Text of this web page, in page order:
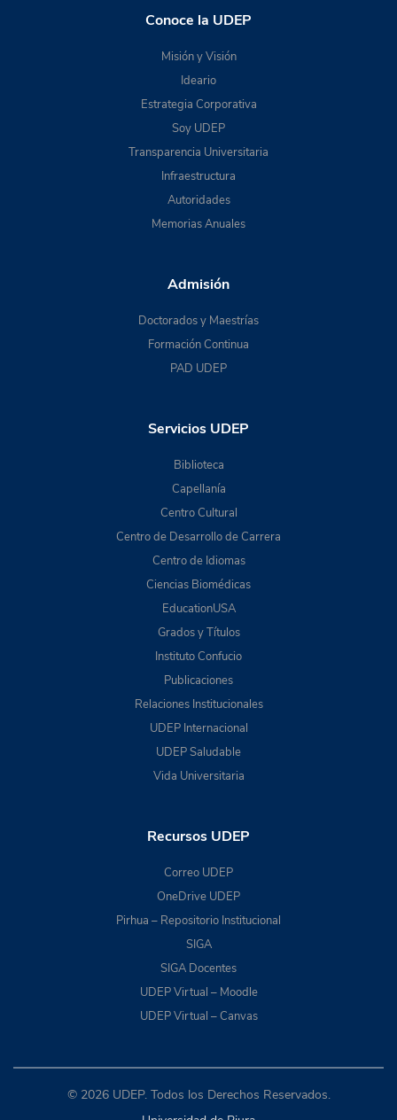
Conoce la UDEP
Misión y Visión
Ideario
Estrategia Corporativa
Soy UDEP
Transparencia Universitaria
Infraestructura
Autoridades
Memorias Anuales
Admisión
Doctorados y Maestrías
Formación Continua
PAD UDEP
Servicios UDEP
Biblioteca
Capellanía
Centro Cultural
Centro de Desarrollo de Carrera
Centro de Idiomas
Ciencias Biomédicas
EducationUSA
Grados y Títulos
Instituto Confucio
Publicaciones
Relaciones Institucionales
UDEP Internacional
UDEP Saludable
Vida Universitaria
Recursos UDEP
Correo UDEP
OneDrive UDEP
Pirhua – Repositorio Institucional
SIGA
SIGA Docentes
UDEP Virtual – Moodle
UDEP Virtual – Canvas
© 2026 UDEP. Todos los Derechos Reservados.